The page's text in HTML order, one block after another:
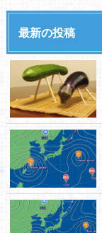
最新の投稿